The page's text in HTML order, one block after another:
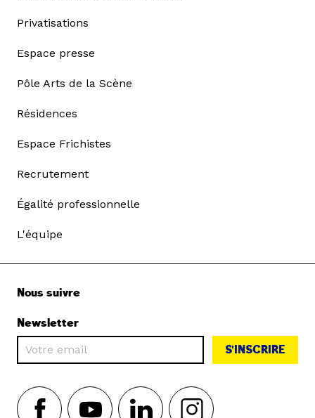
Privatisations
Espace presse
Pôle Arts de la Scène
Résidences
Espace Frichistes
Recrutement
Égalité professionnelle
L'équipe
Nous suivre
Newsletter
S'INSCRIRE